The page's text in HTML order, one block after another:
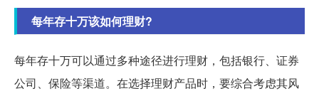
每年存十万该如何理财?
每年存十万可以通过多种途径进行理财，包括银行、证券
公司、保险等渠道。在选择理财产品时，要综合考虑其风